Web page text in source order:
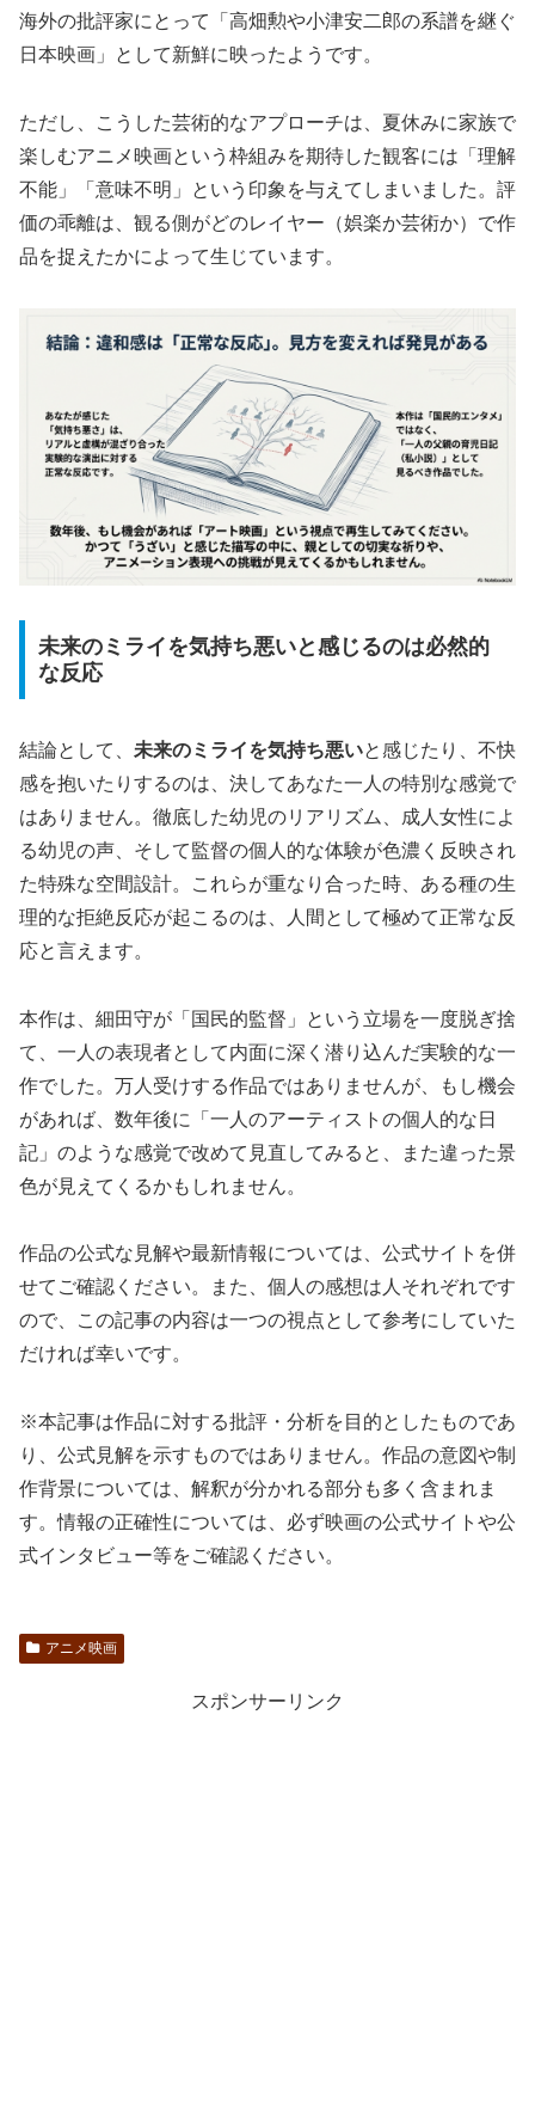
海外の批評家にとって「高畑勲や小津安二郎の系譜を継ぐ
日本映画」として新鮮に映ったようです。
ただし、こうした芸術的なアプローチは、夏休みに家族で
楽しむアニメ映画という枠組みを期待した観客には「理解
不能」「意味不明」という印象を与えてしまいました。評
価の乖離は、観る側がどのレイヤー（娯楽か芸術か）で作
品を捉えたかによって生じています。
未来のミライを気持ち悪いと感じるのは必然的
な反応
結論として、 未来のミライを気持ち悪いと感じたり、不快
感を抱いたりするのは、決してあなた一人の特別な感覚で
はありません。徹底した幼児のリアリズム、成人女性によ
る幼児の声、そして監督の個人的な体験が色濃く反映され
た特殊な空間設計。これらが重なり合った時、ある種の生
理的な拒絶反応が起こるのは、人間として極めて正常な反
応と言えます。
本作は、細田守が「国民的監督」という立場を一度脱ぎ捨
て、一人の表現者として内面に深く潜り込んだ実験的な一
作でした。万人受けする作品ではありませんが、もし機会
があれば、数年後に「一人のアーティストの個人的な日
記」のような感覚で改めて見直してみると、また違った景
色が見えてくるかもしれません。
作品の公式な見解や最新情報については、公式サイトを併
せてご確認ください。また、個人の感想は人それぞれです
ので、この記事の内容は一つの視点として参考にしていた
だければ幸いです。
※本記事は作品に対する批評・分析を目的としたものであ
り、公式見解を示すものではありません。作品の意図や制
作背景については、解釈が分かれる部分も多く含まれま
す。情報の正確性については、必ず映画の公式サイトや公
式インタビュー等をご確認ください。
アニメ映画
スポンサーリンク